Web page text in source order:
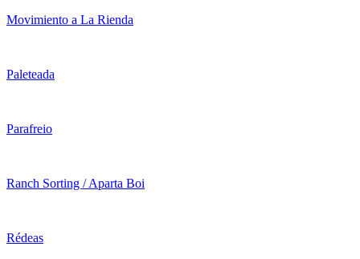
Movimiento a La Rienda
Paleteada
Parafreio
Ranch Sorting / Aparta Boi
Rédeas